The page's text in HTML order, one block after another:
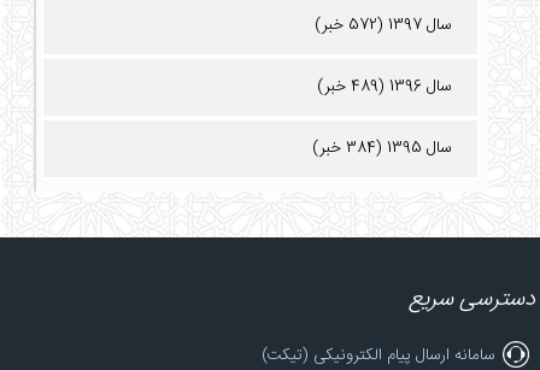
سال 1397 (572 خبر)
سال 1396 (489 خبر)
سال 1395 (384 خبر)
دسترسی سریع
سامانه ارسال پیام الکترونیکی (تیکت)